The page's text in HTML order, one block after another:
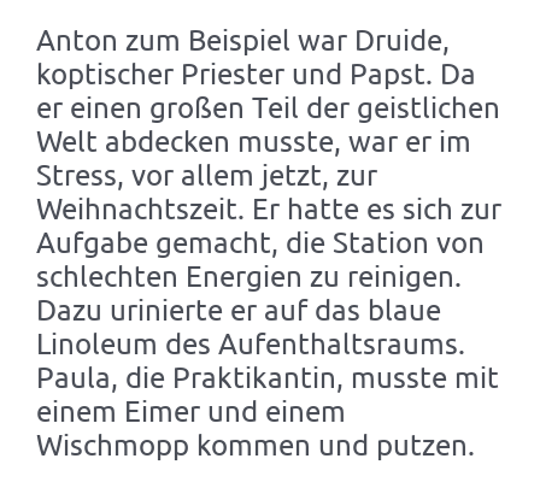
Anton zum Beispiel war Druide,
koptischer Priester und Papst. Da
er einen großen Teil der geistlichen
Welt abdecken musste, war er im
Stress, vor allem jetzt, zur
Weihnachtszeit. Er hatte es sich zur
Aufgabe gemacht, die Station von
schlechten Energien zu reinigen.
Dazu urinierte er auf das blaue
Linoleum des Aufenthaltsraums.
Paula, die Praktikantin, musste mit
einem Eimer und einem
Wischmopp kommen und putzen.